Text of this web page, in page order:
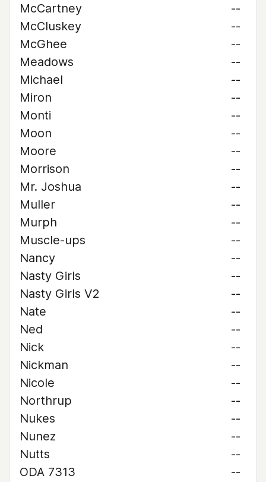
McCartney
--
McCluskey
--
McGhee
--
Meadows
--
Michael
--
Miron
--
Monti
--
Moon
--
Moore
--
Morrison
--
Mr. Joshua
--
Muller
--
Murph
--
Muscle-ups
--
Nancy
--
Nasty Girls
--
Nasty Girls V2
--
Nate
--
Ned
--
Nick
--
Nickman
--
Nicole
--
Northrup
--
Nukes
--
Nunez
--
Nutts
--
ODA 7313
--